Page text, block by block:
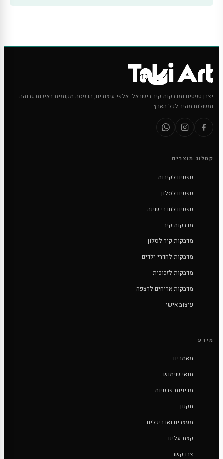
יצרן טפטים ומדבקות קיר בישראל. אלפי עיצובים, הדפסה מקומית באיכות גבוהה
ומשלוח מהיר לכל הארץ.
קטלוג מוצרים
טפטים לקירות
טפטים לסלון
טפטים לחדרי שינה
מדבקות קיר
מדבקות קיר לסלון
מדבקות לחדרי ילדים
מדבקות לזכוכית
מדבקות אריחים לרצפה
עיצוב אישי
מידע
מאמרים
תנאי שימוש
מדיניות פרטיות
תקנון
מעצבים ואדריכלים
קצת עלינו
צרו קשר